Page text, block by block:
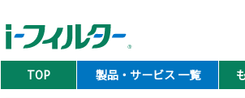
TOP 製品・サービス 一覧